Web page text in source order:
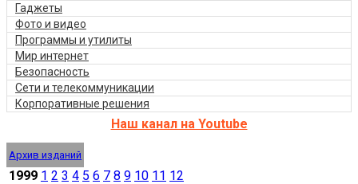
Гаджеты
Фото и видео
Программы и утилиты
Мир интернет
Безопасность
Сети и телекоммуникации
Корпоративные решения
Наш канал на Youtube
Архив изданий
1999 1 2 3 4 5 6 7 8 9 10 11 12